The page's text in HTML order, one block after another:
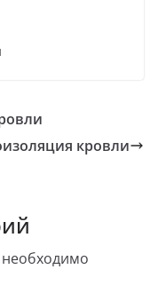
кровли